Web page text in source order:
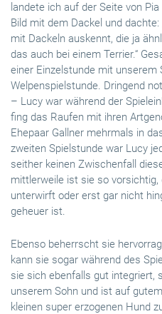
landete ich auf der Seite von
Bild mit dem Dackel und
mit Dackeln auskennt, die ja
das auch bei einem Terrier.“
einer Einzelstunde mit unserem
Welpenspielstunde. Dringend
– Lucy war während der
fing das Raufen mit ihren
Ehepaar Gallner mehrmals in
zweiten Spielstunde war Lucy
seither keinen Zwischenfall
mittlerweile ist sie so
unterwirft oder erst gar nicht
geheuer ist.
Ebenso beherrscht sie
kann sie sogar während des
sie sich ebenfalls gut integriert,
unserem Sohn und ist auf
kleinen super erzogenen Hund